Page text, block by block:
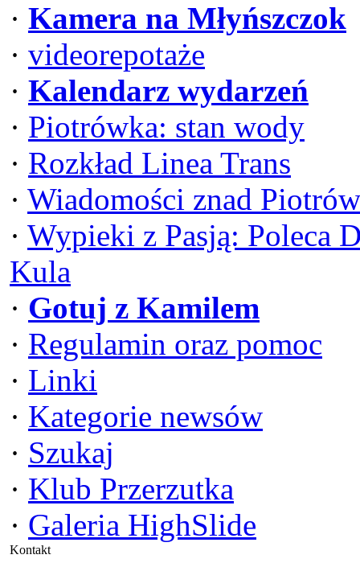
· Kamera na Młyńszczok
· videorepotaże
· Kalendarz wydarzeń
· Piotrówka: stan wody
· Rozkład Linea Trans
· Wiadomości znad
· Wypieki z Pasją: Poleca
Kula
· Gotuj z Kamilem
· Regulamin oraz pomoc
· Linki
· Kategorie newsów
· Szukaj
· Klub Przerzutka
· Galeria HighSlide
Kontakt